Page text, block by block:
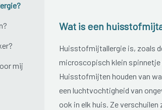
mij
Wat is een
Huisstofmijtallergie is, zoals
microscopisch klein spinnetje
Huisstofmijten houden van
een luchtvochtigheid van
ook in elk huis. Ze